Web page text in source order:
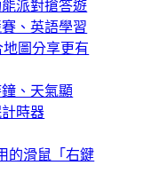
能派對搶答遊
、英語學習
地圖分享更有
鐘、天氣顯
時器
的滑鼠「右鍵